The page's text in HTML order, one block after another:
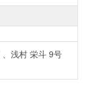
浅村 栄斗 9号